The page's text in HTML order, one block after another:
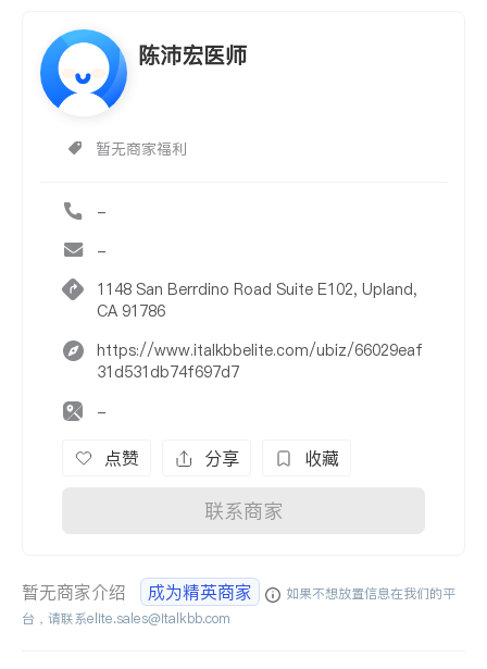
陈沛宏医师
暂无商家福利
-
-
1148 San Berrdino Road Suite E102, Upland,
CA 91786
https://www.italkbbelite.com/ubiz/66029eaf
31d531db74f697d7
-
点赞 分享 收藏
联系商家
暂无商家介绍 成为精英商家
如果不想放置信息在我们的平
台，请联系elite.sales@italkbb.com